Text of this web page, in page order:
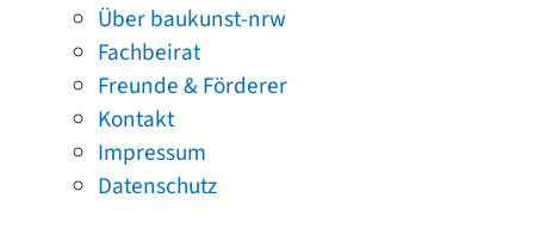
Über baukunst-nrw
Fachbeirat
Freunde & Förderer
Kontakt
Impressum
Datenschutz